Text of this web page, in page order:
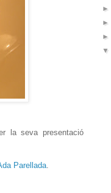
la seva presentació
Parellada.
►
►
►
▼